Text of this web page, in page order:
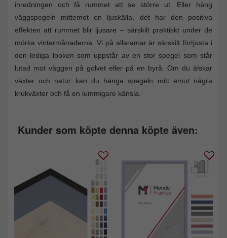
inredningen och få rummet att se större ut. Eller häng
väggspegeln mittemot en ljuskälla, det har den positiva
effekten att rummet blir ljusare – särskilt praktiskt under de
mörka vintermånaderna. Vi på allaramar är särskilt förtjusta i
den lediga looken som uppstår av en stor spegel som står
lutad mot väggen på golvet eller på en byrå. Om du älskar
växter och natur kan du hänga spegeln mitt emot några
krukväxter och få en lummigare känsla.
Kunder som köpte denna köpte även: